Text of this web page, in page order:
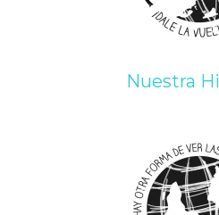
Nuestra